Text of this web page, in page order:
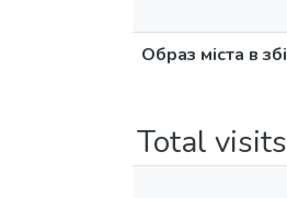
Образ міста в
Total